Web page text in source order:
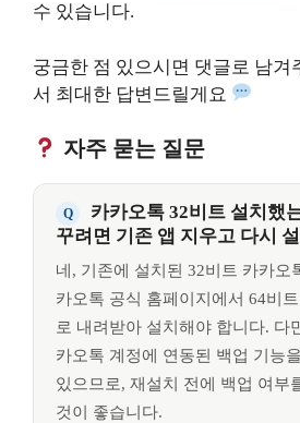
수 있습니다.
궁금한 점 있으시면 댓글로 남겨
서 최대한 답변드릴게요
자주 묻는 질문
카카오톡 32비트 설치했
꾸려면 기존 앱 지우고 다시
네, 기존에 설치된 32비트 카카오
카오톡 공식 홈페이지에서 64비
로 내려받아 설치해야 합니다. 다
카오톡 계정에 연동된 백업 기능
있으므로, 재설치 전에 백업 여부
것이 좋습니다.